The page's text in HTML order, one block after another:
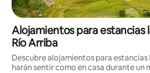
Alojamientos para estancias
Río Arriba
Descubre alojamientos para estancias
harán sentir como en casa durante un